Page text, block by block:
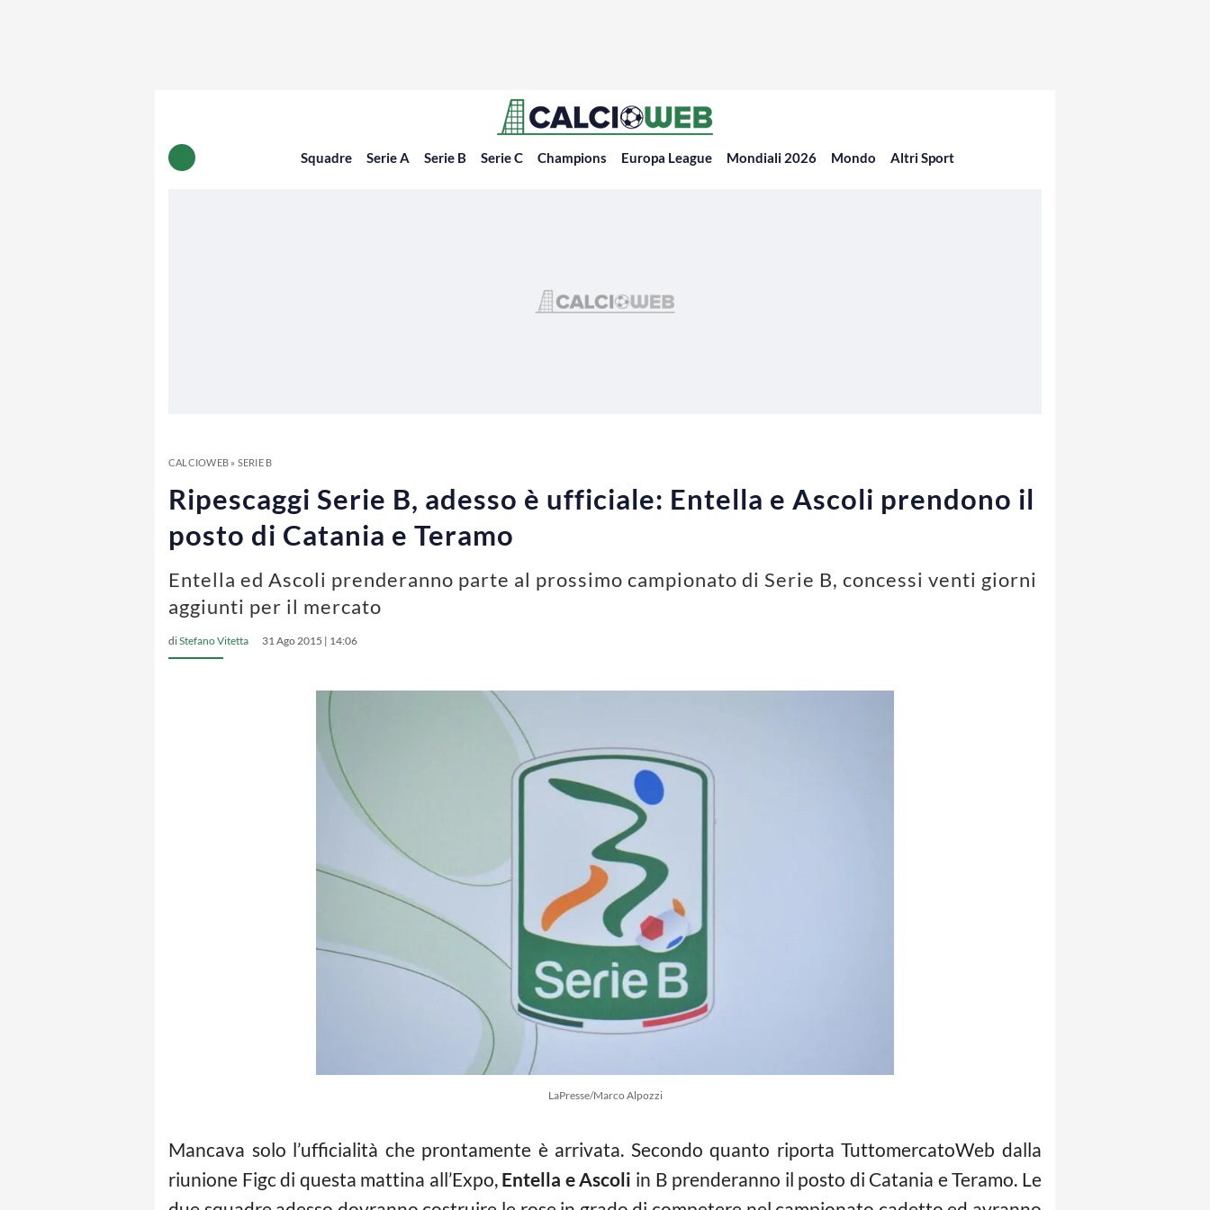
Squadre Serie A Serie B Serie C Champions Europa League Mondiali 2026 Mondo Altri Sport
CALCIOWEB» SERIE B
Ripescaggi Serie B, adesso è ufficiale: Entella e Ascoli prendono il
posto di Catania e Teramo
Entella ed Ascoli prenderanno parte al prossimo campionato di Serie B, concessi venti giorni
aggiunti per il mercato
diStefano Vitetta 31 Ago 2015 | 14:06
LaPresse/Marco Alpozzi
Mancava solo l’ufficialità che prontamente è arrivata. Secondo quanto riporta TuttomercatoWeb dalla
riunione Figc di questa mattina all’Expo, Entella e Ascoli in B prenderanno il posto di Catania e Teramo. Le